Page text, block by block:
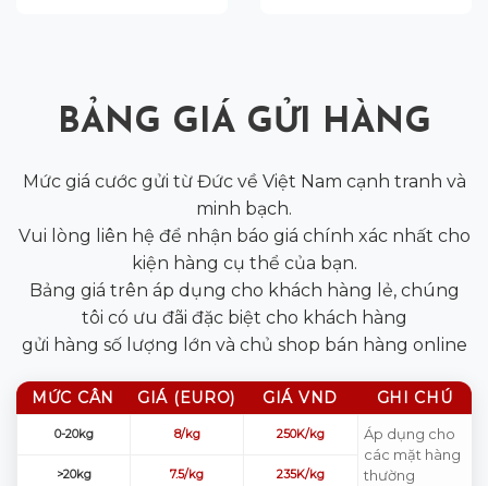
BẢNG GIÁ GỬI HÀNG
Mức giá cước gửi từ Đức về Việt Nam cạnh tranh và
minh bạch.
Vui lòng liên hệ để nhận báo giá chính xác nhất cho
kiện hàng cụ thể của bạn.
Bảng giá trên áp dụng cho khách hàng lẻ, chúng
tôi có ưu đãi đặc biệt cho khách hàng
gửi hàng số lượng lớn và chủ shop bán hàng online
MỨC CÂN GIÁ (EURO) GIÁ VND GHI CHÚ
0-20kg 8/kg 250K/kg
Áp dụng cho
các mặt hàng
thường
>20kg 7.5/kg 235K/kg